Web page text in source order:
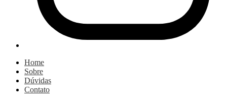
Home
Sobre
Dúvidas
Contato